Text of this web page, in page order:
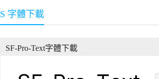
S 字體下載
SF-Pro-Text字體下載